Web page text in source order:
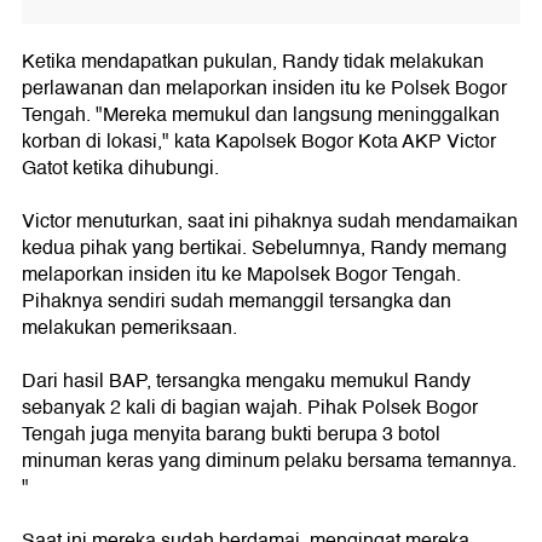
Ketika mendapatkan pukulan, Randy tidak melakukan
perlawanan dan melaporkan insiden itu ke Polsek Bogor
Tengah. "Mereka memukul dan langsung meninggalkan
korban di lokasi," kata Kapolsek Bogor Kota AKP Victor
Gatot ketika dihubungi.
Victor menuturkan, saat ini pihaknya sudah mendamaikan
kedua pihak yang bertikai. Sebelumnya, Randy memang
melaporkan insiden itu ke Mapolsek Bogor Tengah.
Pihaknya sendiri sudah memanggil tersangka dan
melakukan pemeriksaan.
Dari hasil BAP, tersangka mengaku memukul Randy
sebanyak 2 kali di bagian wajah. Pihak Polsek Bogor
Tengah juga menyita barang bukti berupa 3 botol
minuman keras yang diminum pelaku bersama temannya.
"